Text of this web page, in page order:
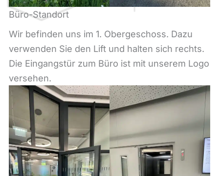
Büro-Standort
Wir befinden uns im 1. Obergeschoss. Dazu
verwenden Sie den Lift und halten sich rechts.
Die Eingangstür zum Büro ist mit unserem Logo
versehen.